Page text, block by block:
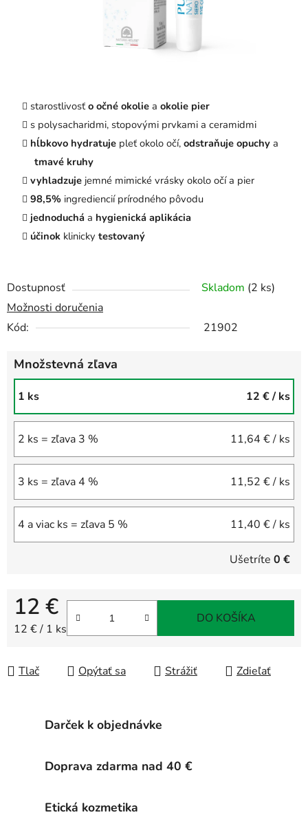
starostlivosťo očné okolie a okolie pier
s polysacharidmi, stopovými prvkami a ceramidmi
hĺbkovo hydratuje pleť okolo očí, odstraňuje opuchy a
tmavé kruhy
vyhladzuje jemné mimické vrásky okolo očí a pier
98,5% ingrediencií prírodného pôvodu
jednoduchá a hygienická aplikácia
účinok klinicky testovaný
Dostupnosť Skladom (2 ks)
Možnosti doručenia
Kód:
21902
Množstevná zľava
1 ks 12 €/ ks
2 ks = zľava 3 % 11,64 €/ ks
3 ks = zľava 4 % 11,52 €/ ks
4 a viac ks = zľava 5 % 11,40 €/ ks
Ušetríte 0 €
12 €
Jednotková cena:
12 € / 1 ks
DO KOŠÍKA
Tlač Opýtať sa Strážiť Zdieľať
Darček k objednávke
Doprava zdarma nad 40 €
Etická kozmetika